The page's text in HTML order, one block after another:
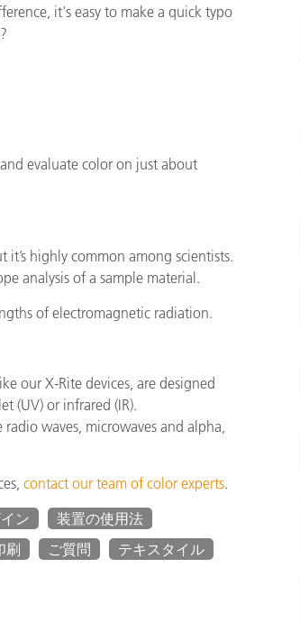
食品の測色
建築基材
it's easy to make a quick typo
evaluate color on just about
it’s highly common among scientists.
analysis of a sample material.
of electromagnetic radiation.
our X-Rite devices, are designed
(UV) or infrared (IR).
waves, microwaves and alpha,
contact our team of color experts.
ン
装置の使用法
刷 ご質問
テキスタイル